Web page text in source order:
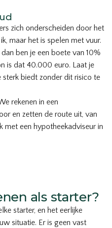
zich onderscheiden door het
maar het is spelen met vuur.
ben je een boete van 10%
is dat 40.000 euro. Laat je
sterk biedt zonder dit risico te
rekenen in een
en zetten de route uit, van
met een hypotheekadviseur in
als starter?
starter, en het eerlijke
situatie. Er is geen vast